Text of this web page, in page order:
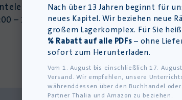
– 16:00 Uhr
Nach über 13 Jahren beginnt für
neues Kapitel. Wir beziehen neue
großem Lagerkomplex. Für Sie
% Rabatt auf alle PDFs – ohne
sofort zum Herunterladen.
Vom 1. August bis einschließlich 17.
Versand. Wir empfehlen, unsere
währenddessen über den Buchhandel
Partner Thalia und Amazon zu beziehen.